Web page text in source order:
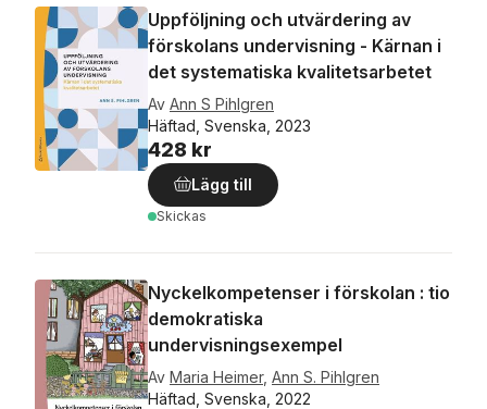
Uppföljning och utvärdering av
förskolans undervisning - Kärnan i
det systematiska kvalitetsarbetet
Av Ann S Pihlgren
Häftad, Svenska, 2023
428 kr
Lägg till
Skickas
Nyckelkompetenser i förskolan : tio
demokratiska
undervisningsexempel
Av Maria Heimer, Ann S. Pihlgren
Häftad, Svenska, 2022